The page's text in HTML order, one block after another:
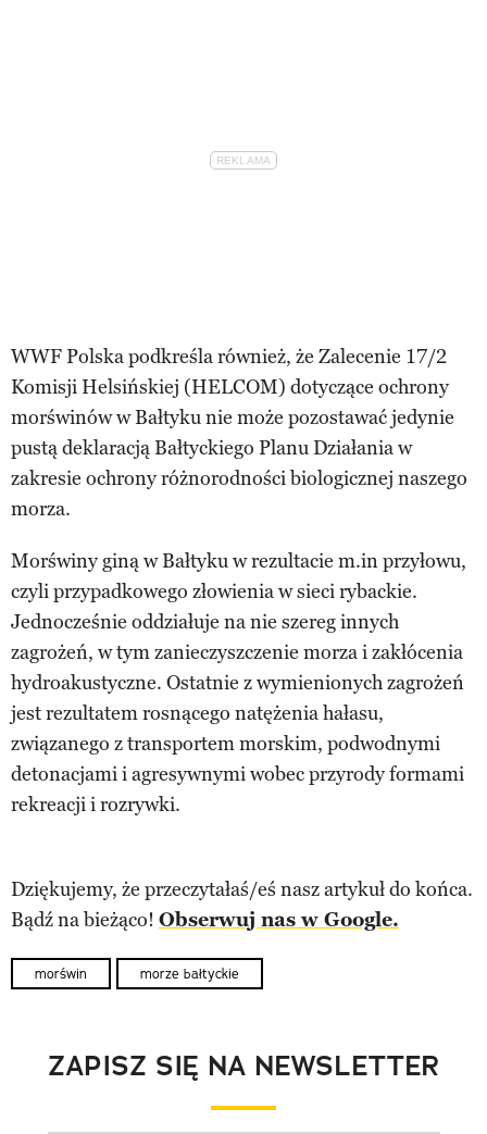
WWF Polska podkreśla również, że Zalecenie 17/2
Komisji Helsińskiej (HELCOM) dotyczące ochrony
morświnów w Bałtyku nie może pozostawać jedynie
pustą deklaracją Bałtyckiego Planu Działania w
zakresie ochrony różnorodności biologicznej naszego
morza.
Morświny giną w Bałtyku w rezultacie m.in przyłowu,
czyli przypadkowego złowienia w sieci rybackie.
Jednocześnie oddziałuje na nie szereg innych
zagrożeń, w tym zanieczyszczenie morza i zakłócenia
hydroakustyczne. Ostatnie z wymienionych zagrożeń
jest rezultatem rosnącego natężenia hałasu,
związanego z transportem morskim, podwodnymi
detonacjami i agresywnymi wobec przyrody formami
rekreacji i rozrywki.
Dziękujemy, że przeczytałaś/eś nasz artykuł do końca.
Bądź na bieżąco! Obserwuj nas w Google.
morświn morze bałtyckie
ZAPISZ SIĘ NA NEWSLETTER